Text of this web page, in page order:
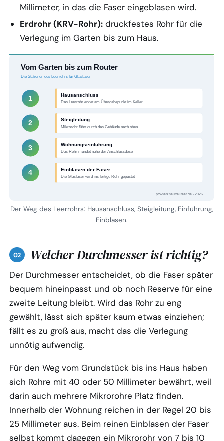
Millimeter, in das die Faser eingeblasen wird.
Erdrohr (KRV-Rohr):druckfestes Rohr für die
Verlegung im Garten bis zum Haus.
Vom Garten bis zum Router
Die Stationen des Leerrohrs für Glasfaser
1 Hausanschluss
Das Leerrohr endet am Übergabepunkt im Keller
2 Steigleitung
Mikrorohr führt durch das Gebäude nach oben
3 Wohnungseinführung
Das Rohr mündet nahe der Anschlussdose
4 Einblasen der Faser
Die Glasfaser wird ins fertige Rohr gepustet
pro-netzneutralitaet.de · 2026
Der Weg des Leerrohrs: Hausanschluss, Steigleitung, Einführung,
Einblasen.
Welcher Durchmesser ist richtig?
Der Durchmesser entscheidet, ob die Faser später
bequem hineinpasst und ob noch Reserve für eine
zweite Leitung bleibt. Wird das Rohr zu eng
gewählt, lässt sich später kaum etwas einziehen;
fällt es zu groß aus, macht das die Verlegung
unnötig aufwendig.
Für den Weg vom Grundstück bis ins Haus haben
sich Rohre mit 40 oder 50 Millimeter bewährt, weil
darin auch mehrere Mikrorohre Platz finden.
Innerhalb der Wohnung reichen in der Regel 20 bis
25 Millimeter aus. Beim reinen Einblasen der Faser
selbst kommt dagegen ein Mikrorohr von 7 bis 10